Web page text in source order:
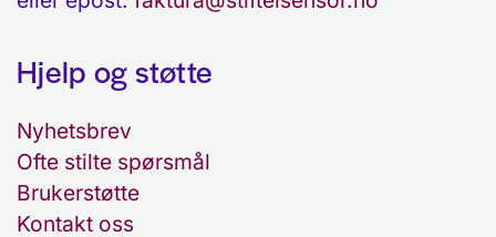
Hjelp og støtte
Nyhetsbrev
Ofte stilte spørsmål
Brukerstøtte
Kontakt oss